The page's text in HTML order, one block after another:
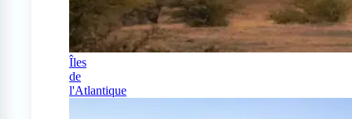
Îles
de
l'Atlantique